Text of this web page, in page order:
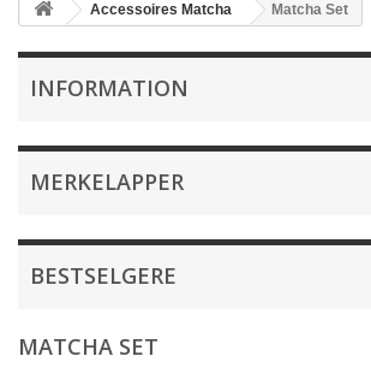
Accessoires Matcha Matcha Set
INFORMATION
MERKELAPPER
BESTSELGERE
MATCHA SET